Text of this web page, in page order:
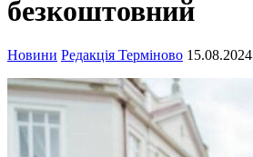
безкоштовний
Новини Редакція Терміново 15.08.2024